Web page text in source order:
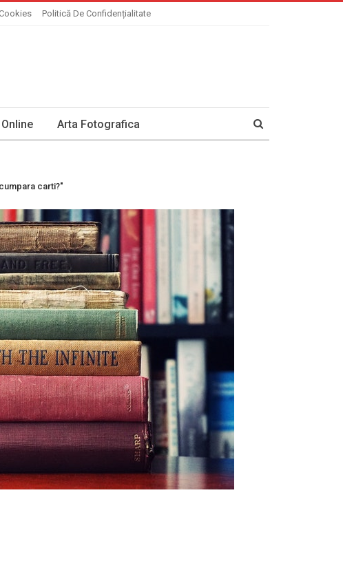
Politică De Confidențialitate
Arta Fotografica
carti?"